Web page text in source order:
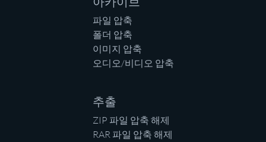
파일 압축
폴더 압축
이미지 압축
오디오/비디오 압축
추출
ZIP 파일 압축 해제
RAR 파일 압축 해제